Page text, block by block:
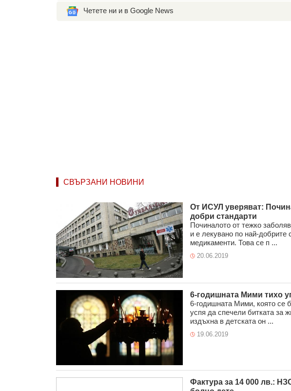
Четете ни и в Google News
СВЪРЗАНИ НОВИНИ
От ИСУЛ уверяват:
добри стандарти
Починалото от тежко
и е лекувано по най-добрите
медикаменти. Това се п ...
20.06.2019
6-годишната Мими тихо
6-годишната Мими, която се
успя да спечели битката за
издъхна в детската он ...
19.06.2019
Фактура за 14 000 лв.: